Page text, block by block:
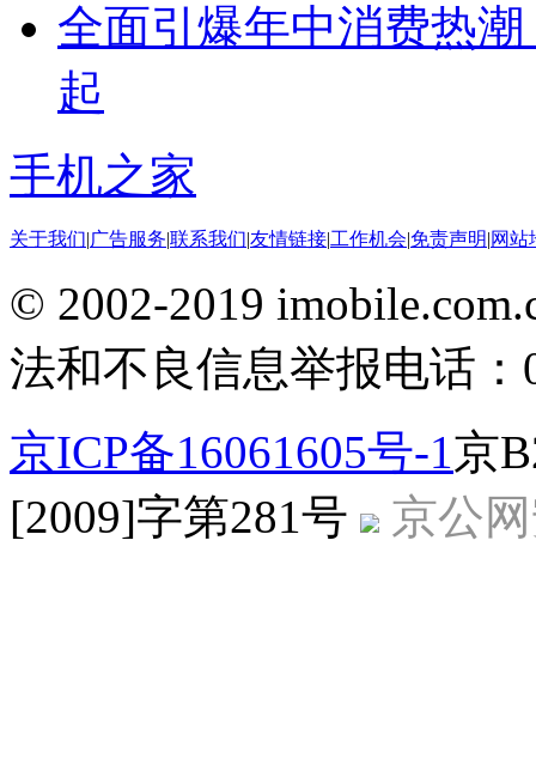
全面引爆年中消费热
起
手机之家
关于我们|广告服务|联系我们|友情链接|工作机会|免责声明|网站
© 2002-2019
法和不良信息举报电话：
京ICP备16061605号-1京
[2009]字第281号
京公